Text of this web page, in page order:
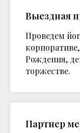
Выездная
Проведем
Рождения,
торжестве.
Партнер